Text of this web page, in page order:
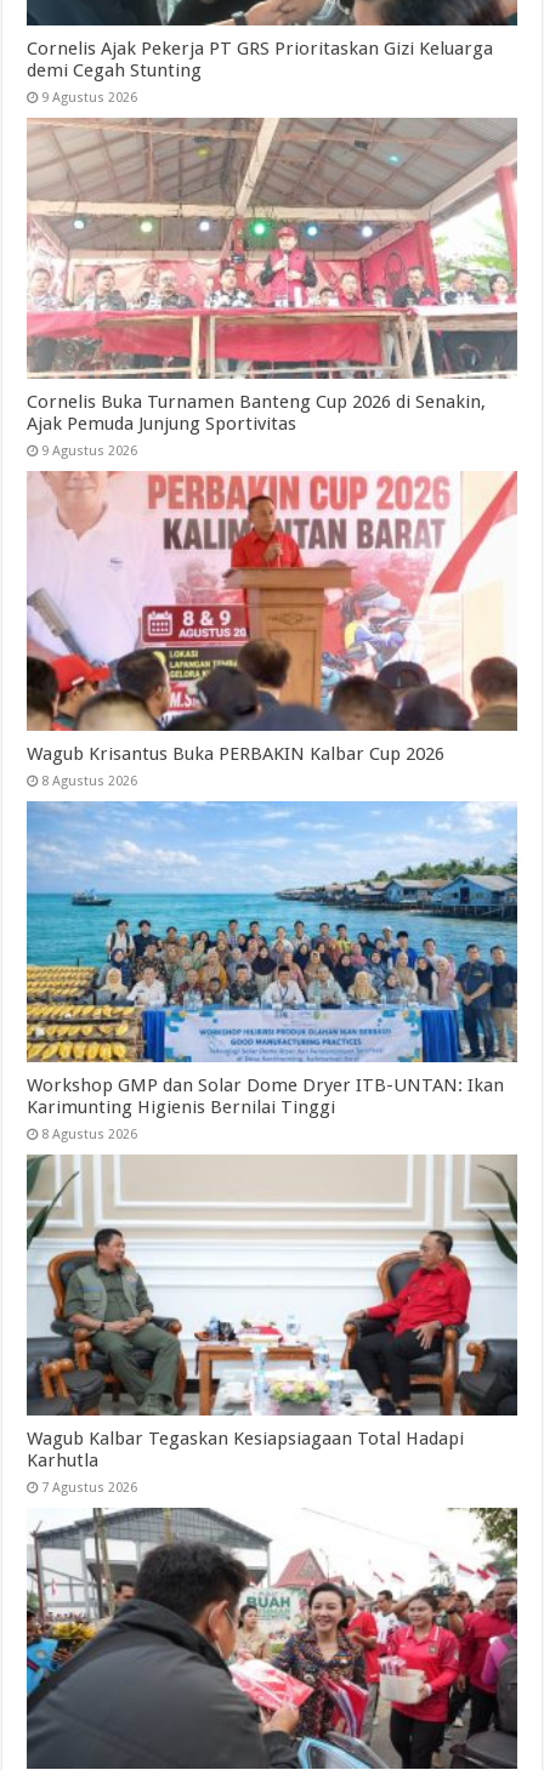
Cornelis Ajak Pekerja PT GRS Prioritaskan Gizi Keluarga
demi Cegah Stunting
9 Agustus 2026
Cornelis Buka Turnamen Banteng Cup 2026 di Senakin,
Ajak Pemuda Junjung Sportivitas
9 Agustus 2026
Wagub Krisantus Buka PERBAKIN Kalbar Cup 2026
8 Agustus 2026
Workshop GMP dan Solar Dome Dryer ITB-UNTAN: Ikan
Karimunting Higienis Bernilai Tinggi
8 Agustus 2026
Wagub Kalbar Tegaskan Kesiapsiagaan Total Hadapi
Karhutla
7 Agustus 2026